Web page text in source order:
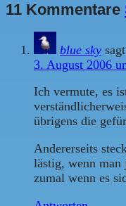
11 Kommentare
blue sky
3. August 2006
Ich vermute, es
übrigens die
Andererseits
lästig, wenn man
zumal wenn es